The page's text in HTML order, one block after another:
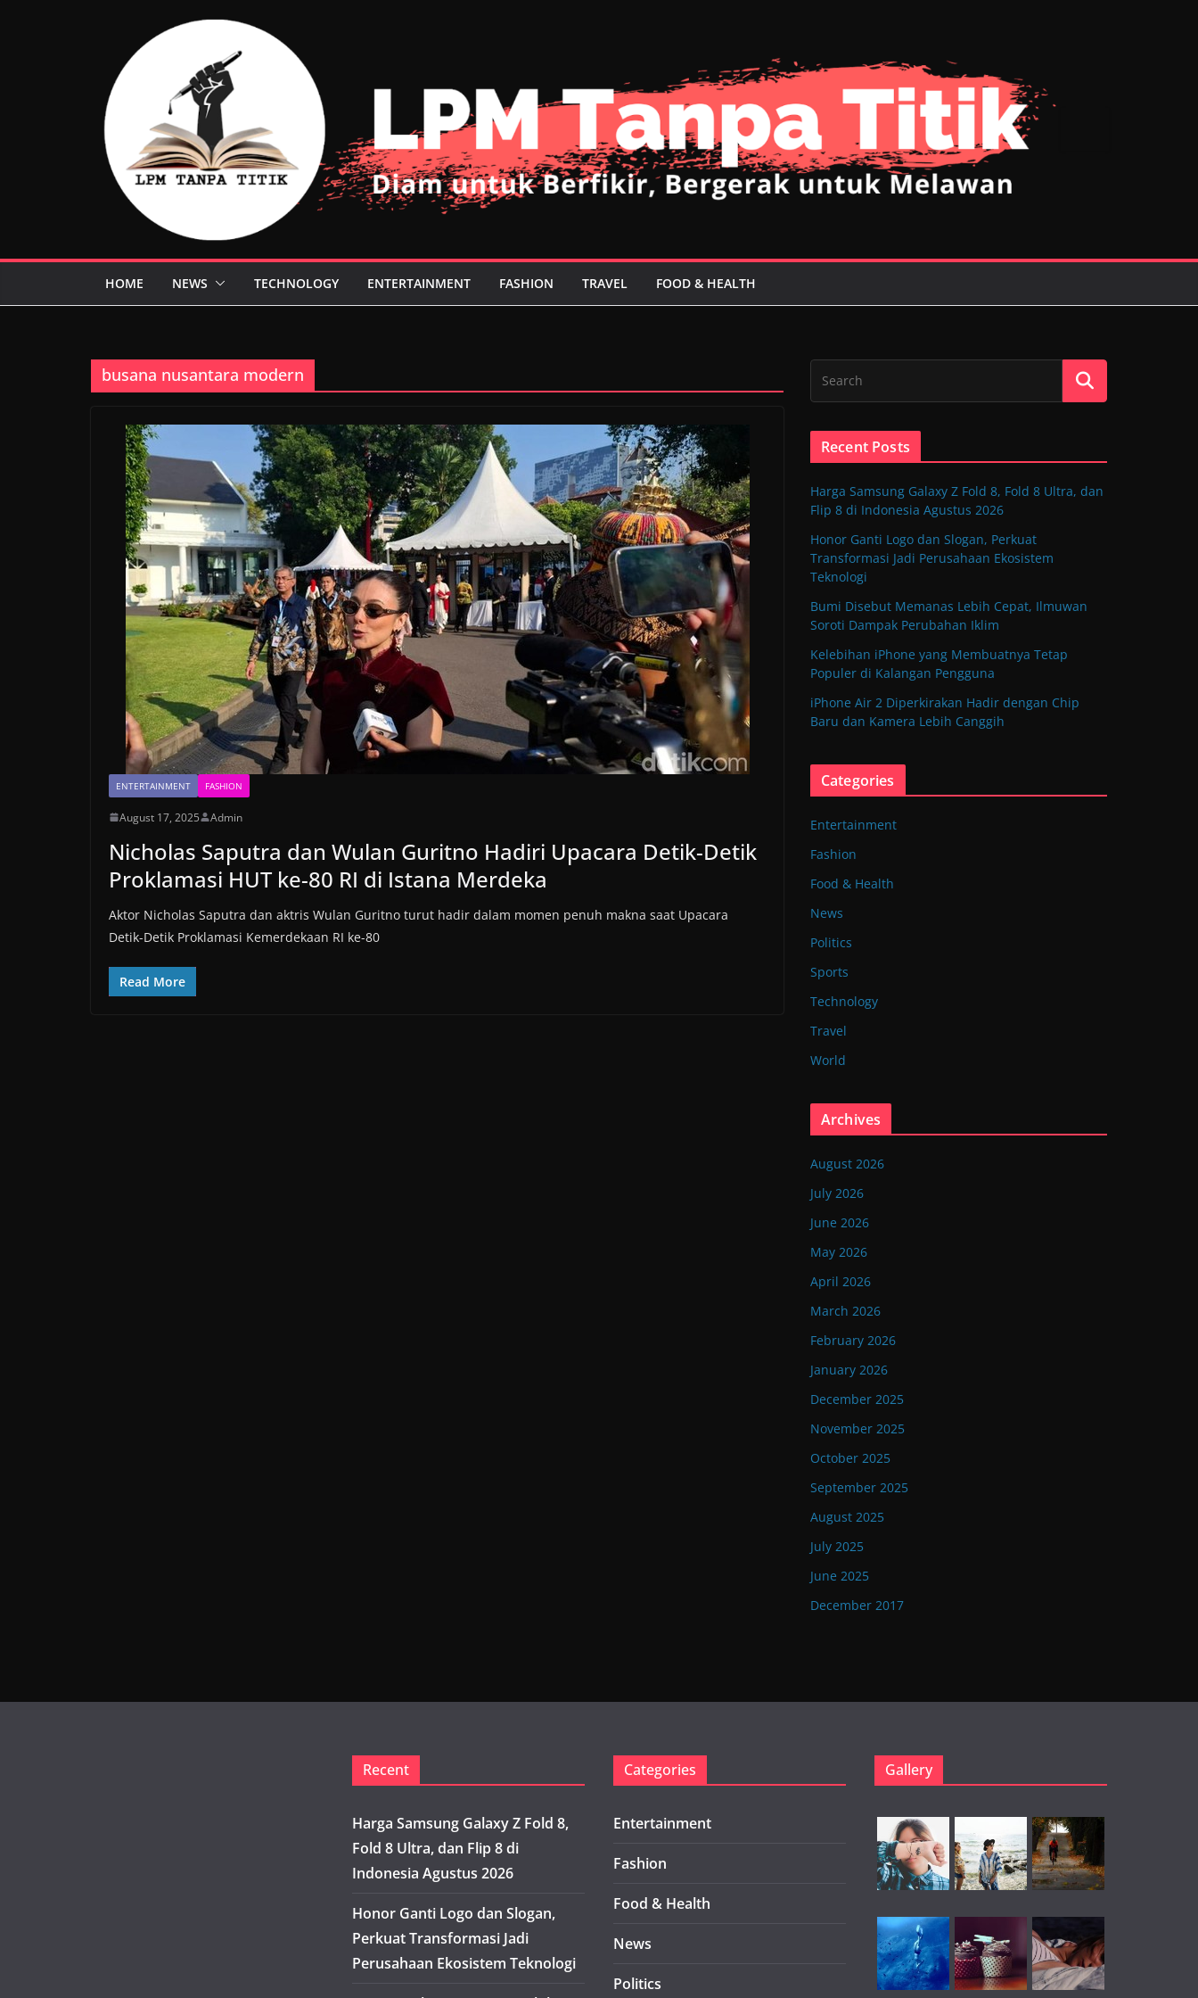
HOME NEWS TECHNOLOGY ENTERTAINMENT FASHION TRAVEL FOOD & HEALTH
busana nusantara modern
ENTERTAINMENT FASHION
August 17, 2025 Admin
Nicholas Saputra dan Wulan Guritno Hadiri Upacara Detik-Detik
Proklamasi HUT ke-80 RI di Istana Merdeka
Aktor Nicholas Saputra dan aktris Wulan Guritno turut hadir dalam momen penuh makna saat Upacara
Detik-Detik Proklamasi Kemerdekaan RI ke-80
Read More
Recent Posts
Harga Samsung Galaxy Z Fold 8, Fold 8 Ultra, dan
Flip 8 di Indonesia Agustus 2026
Honor Ganti Logo dan Slogan, Perkuat
Transformasi Jadi Perusahaan Ekosistem
Teknologi
Bumi Disebut Memanas Lebih Cepat, Ilmuwan
Soroti Dampak Perubahan Iklim
Kelebihan iPhone yang Membuatnya Tetap
Populer di Kalangan Pengguna
iPhone Air 2 Diperkirakan Hadir dengan Chip
Baru dan Kamera Lebih Canggih
Categories
Entertainment
Fashion
Food & Health
News
Politics
Sports
Technology
Travel
World
Archives
August 2026
July 2026
June 2026
May 2026
April 2026
March 2026
February 2026
January 2026
December 2025
November 2025
October 2025
September 2025
August 2025
July 2025
June 2025
December 2017
Recent
Harga Samsung Galaxy Z Fold 8,
Fold 8 Ultra, dan Flip 8 di
Indonesia Agustus 2026
Honor Ganti Logo dan Slogan,
Perkuat Transformasi Jadi
Perusahaan Ekosistem Teknologi
Categories
Entertainment
Fashion
Food & Health
News
Politics
Gallery